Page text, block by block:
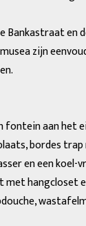
zijn
aan het
bordes trap
en een
hangcloset